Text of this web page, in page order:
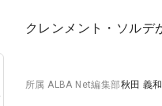
クレンメント・ソルデ
所属ALBA Net編集部秋田 義和